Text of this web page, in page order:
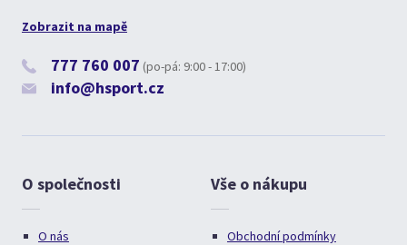
Zobrazit na mapě
777 760 007 (po-pá: 9:00 - 17:00)
info@hsport.cz
O společnosti
O nás
Vše o nákupu
Obchodní podmínky